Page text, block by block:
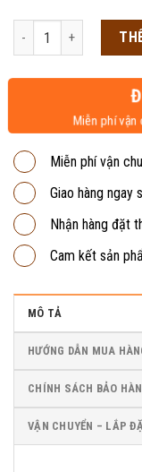
là:
Bàn họp chân sắt 2m
Miễn phí vận
Miễn phí vận
Giao hàng ngay
Nhận hàng đặt
Cam kết sản
MÔ TẢ
HƯỚNG DẪN MUA
CHÍNH SÁCH BẢO
VẬN CHUYỂN – LẮP